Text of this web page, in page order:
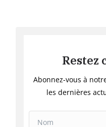
Restez
Abonnez-vous à
les dernières